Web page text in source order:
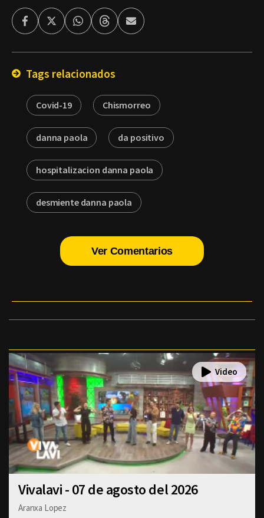
FacebookTwitterWhatsappThreadsEnviar
por
Tags relacionados
Covid-19 Chismorreo
danna paola da positivo
hospitalizacion danna paola
desmiente danna paola
Ver Comentarios
Vivalavi - 07 de agosto del 2026
Aranxa Lopez